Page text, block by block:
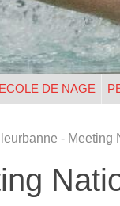
DE NAGE
- Meeting